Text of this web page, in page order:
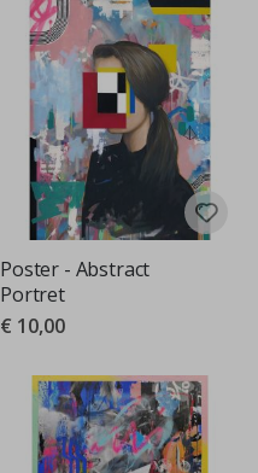
Poster - Abstract
Portret
€ 10,00